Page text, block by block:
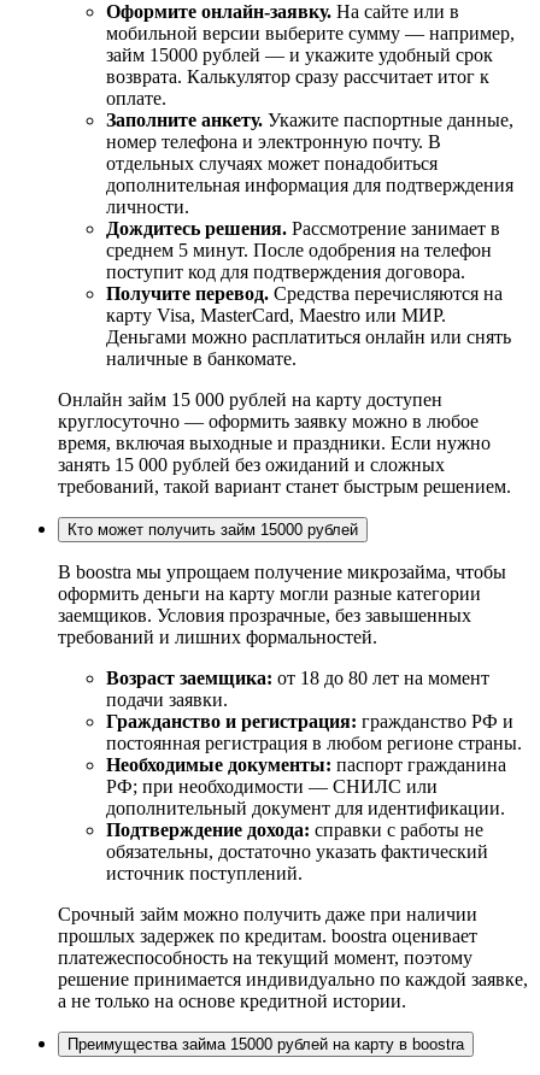
Оформите онлайн-заявку. На сайте или в
мобильной версии выберите сумму — например,
займ 15000 рублей — и укажите удобный срок
возврата. Калькулятор сразу рассчитает итог к
оплате.
Заполните анкету. Укажите паспортные данные,
номер телефона и электронную почту. В
отдельных случаях может понадобиться
дополнительная информация для подтверждения
личности.
Дождитесь решения. Рассмотрение занимает в
среднем 5 минут. После одобрения на телефон
поступит код для подтверждения договора.
Получите перевод. Средства перечисляются на
карту Visa, MasterCard, Maestro или МИР.
Деньгами можно расплатиться онлайн или снять
наличные в банкомате.
Онлайн займ 15 000 рублей на карту доступен
круглосуточно — оформить заявку можно в любое
время, включая выходные и праздники. Если нужно
занять 15 000 рублей без ожиданий и сложных
требований, такой вариант станет быстрым решением.
Кто может получить займ 15000 рублей
В boostra мы упрощаем получение микрозайма, чтобы
оформить деньги на карту могли разные категории
заемщиков. Условия прозрачные, без завышенных
требований и лишних формальностей.
Возраст заемщика: от 18 до 80 лет на момент
подачи заявки.
Гражданство и регистрация: гражданство РФ и
постоянная регистрация в любом регионе страны.
Необходимые документы: паспорт гражданина
РФ; при необходимости — СНИЛС или
дополнительный документ для идентификации.
Подтверждение дохода: справки с работы не
обязательны, достаточно указать фактический
источник поступлений.
Срочный займ можно получить даже при наличии
прошлых задержек по кредитам. boostra оценивает
платежеспособность на текущий момент, поэтому
решение принимается индивидуально по каждой заявке,
а не только на основе кредитной истории.
Преимущества займа 15000 рублей на карту в boostra